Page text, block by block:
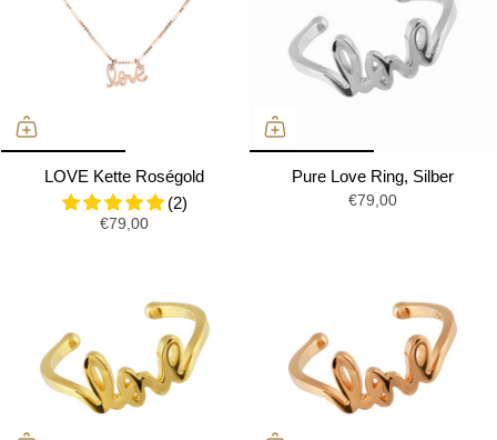
LOVE Kette Roségold
(2)
€79,00
Pure Love Ring, Silber
€79,00